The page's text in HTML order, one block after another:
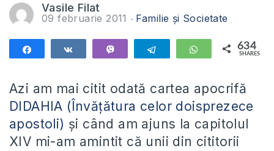
Vasile Filat
09 februarie 2011 Familie și Societate
Telegram WhatsApp
634
SHARES
Azi am mai citit odată cartea apocrifă
DIDAHIA (Învăţătura celor doisprezece
apostoli) şi când am ajuns la capitolul
XIV mi-am amintit că unii din cititorii